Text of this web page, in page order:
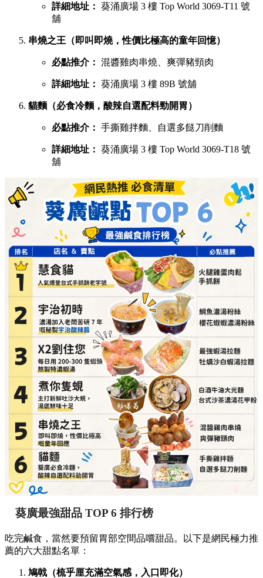
詳細地址： 葵涌廣場 3 樓 Top World 3069-T11 號
舖
串燒之王（即叫即燒，性價比極高的童年回憶）
必點推介： 混醬雞肉串燒、爽彈豬頸肉
詳細地址： 葵涌廣場 3 樓 89B 號舖
貓麵（必食冷麵，酸辣自選配料勁開胃）
必點推介： 手撕雞拌麵、自選多餸刀削麵
詳細地址： 葵涌廣場 3 樓 Top World 3069-T18 號
舖
葵廣最強甜品 TOP 6 排行榜
吃完鹹食，當然要預留胃部空間品嚐甜品。以下是網民極力推
薦的六大甜點名單：
鳩戟（梳乎厘充滿空氣感，入口即化）